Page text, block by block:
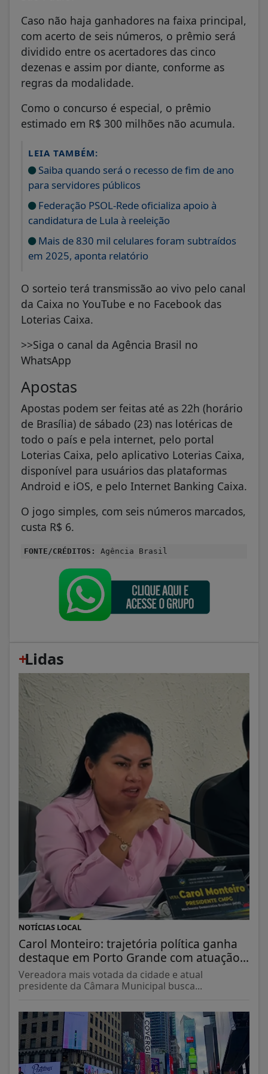
Caso não haja ganhadores na faixa principal,
com acerto de seis números, o prêmio será
dividido entre os acertadores das cinco
dezenas e assim por diante, conforme as
regras da modalidade.
Como o concurso é especial, o prêmio
estimado em R$ 300 milhões não acumula.
LEIA TAMBÉM:
Saiba quando será o recesso de fim de ano
para servidores públicos
Federação PSOL-Rede oficializa apoio à
candidatura de Lula à reeleição
Mais de 830 mil celulares foram subtraídos
em 2025, aponta relatório
O sorteio terá transmissão ao vivo pelo canal
da Caixa no YouTube e no Facebook das
Loterias Caixa.
>>Siga o canal da Agência Brasil no
WhatsApp
Apostas
Apostas podem ser feitas até as 22h (horário
de Brasília) de sábado (23) nas lotéricas de
todo o país e pela internet, pelo portal
Loterias Caixa, pelo aplicativo Loterias Caixa,
disponível para usuários das plataformas
Android e iOS, e pelo Internet Banking Caixa.
O jogo simples, com seis números marcados,
custa R$ 6.
FONTE/CRÉDITOS: Agência Brasil
+
Lidas
NOTÍCIAS LOCAL
Carol Monteiro: trajetória política ganha
destaque em Porto Grande com atuação...
Vereadora mais votada da cidade e atual
presidente da Câmara Municipal busca...